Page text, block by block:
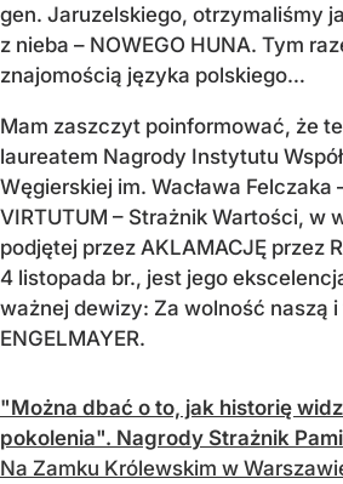
gen. Jaruzelskiego, otrzymaliśmy
z nieba – NOWEGO HUNA. Tym
znajomością języka polskiego…
Mam zaszczyt poinformować, że
laureatem Nagrody Instytutu
Węgierskiej im. Wacława Felczaka
VIRTUTUM – Strażnik Wartości, w
podjętej przez AKLAMACJĘ przez
4 listopada br., jest jego
ważnej dewizy: Za wolność naszą
ENGELMAYER.
"Można dbać o to, jak historię
pokolenia". Nagrody Strażnik
Na Zamku Królewskim w